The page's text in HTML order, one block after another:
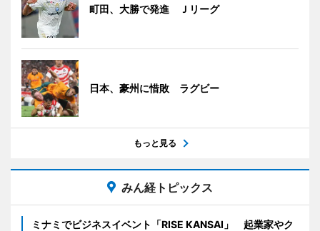
町田、大勝で発進 Ｊリーグ
日本、豪州に惜敗 ラグビー
もっと見る
みん経トピックス
ミナミでビジネスイベント「RISE KANSAI」 起業家やク